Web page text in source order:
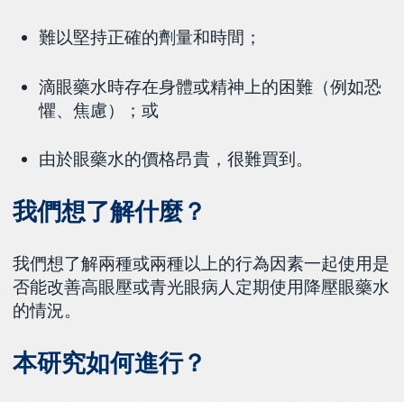
難以堅持正確的劑量和時間；
滴眼藥水時存在身體或精神上的困難（例如恐
懼、焦慮）；或
由於眼藥水的價格昂貴，很難買到。
我們想了解什麼？
我們想了解兩種或兩種以上的行為因素一起使用是
否能改善高眼壓或青光眼病人定期使用降壓眼藥水
的情況。
本研究如何進行？